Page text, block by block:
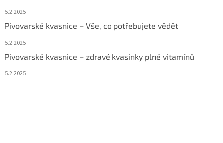
5.2.2025
Pivovarské kvasnice – Vše, co potřebujete vědět
5.2.2025
Pivovarské kvasnice – zdravé kvasinky plné vitamínů
5.2.2025